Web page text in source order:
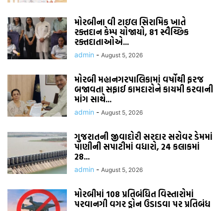
મોરબીના વી ટાઇલ સિરામિક ખાતે
રક્તદાન કેમ્પ યોજાયો, 81 સ્વૈચ્છિક
રક્તદાતાઓએ...
admin - August 5, 2026
મોરબી મહાનગરપાલિકામાં વર્ષોથી ફરજ
બજાવતા સફાઈ કામદારોને કાયમી કરવાની
માંગ સાથે...
admin - August 5, 2026
ગુજરાતની જીવાદોરી સરદાર સરોવર ડેમમાં
પાણીની સપાટીમાં વધારો, 24 કલાકમાં
28...
admin - August 5, 2026
મોરબીમાં 108 પ્રતિબંધિત વિસ્તારોમાં
પરવાનગી વગર ડ્રોન ઉડાડવા પર પ્રતિબંધ